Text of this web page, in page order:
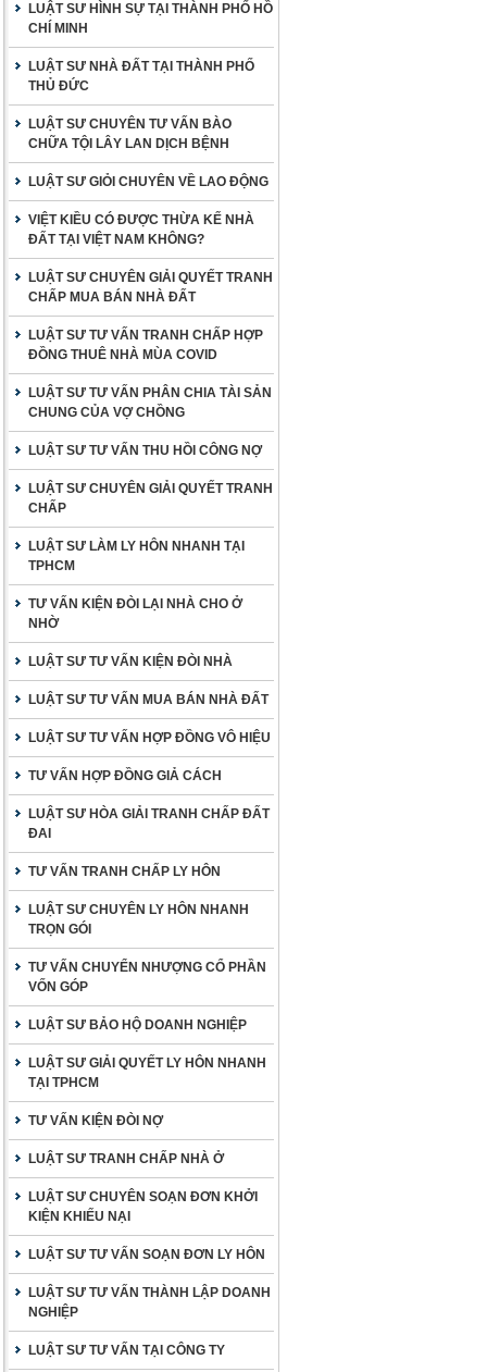
LUẬT SƯ HÌNH SỰ TẠI THÀNH PHỐ HỒ
CHÍ MINH
LUẬT SƯ NHÀ ĐẤT TẠI THÀNH PHỐ
THỦ ĐỨC
LUẬT SƯ CHUYÊN TƯ VẤN BÀO
CHỮA TỘI LÂY LAN DỊCH BỆNH
LUẬT SƯ GIỎI CHUYÊN VỀ LAO ĐỘNG
VIỆT KIỀU CÓ ĐƯỢC THỪA KẾ NHÀ
ĐẤT TẠI VIỆT NAM KHÔNG?
LUẬT SƯ CHUYÊN GIẢI QUYẾT TRANH
CHẤP MUA BÁN NHÀ ĐẤT
LUẬT SƯ TƯ VẤN TRANH CHẤP HỢP
ĐỒNG THUÊ NHÀ MÙA COVID
LUẬT SƯ TƯ VẤN PHÂN CHIA TÀI SẢN
CHUNG CỦA VỢ CHỒNG
LUẬT SƯ TƯ VẤN THU HỒI CÔNG NỢ
LUẬT SƯ CHUYÊN GIẢI QUYẾT TRANH
CHẤP
LUẬT SƯ LÀM LY HÔN NHANH TẠI
TPHCM
TƯ VẤN KIỆN ĐÒI LẠI NHÀ CHO Ở
NHỜ
LUẬT SƯ TƯ VẤN KIỆN ĐÒI NHÀ
LUẬT SƯ TƯ VẤN MUA BÁN NHÀ ĐẤT
LUẬT SƯ TƯ VẤN HỢP ĐỒNG VÔ HIỆU
TƯ VẤN HỢP ĐỒNG GIẢ CÁCH
LUẬT SƯ HÒA GIẢI TRANH CHẤP ĐẤT
ĐAI
TƯ VẤN TRANH CHẤP LY HÔN
LUẬT SƯ CHUYÊN LY HÔN NHANH
TRỌN GÓI
TƯ VẤN CHUYỂN NHƯỢNG CỔ PHẦN
VỐN GÓP
LUẬT SƯ BẢO HỘ DOANH NGHIỆP
LUẬT SƯ GIẢI QUYẾT LY HÔN NHANH
TẠI TPHCM
TƯ VẤN KIỆN ĐÒI NỢ
LUẬT SƯ TRANH CHẤP NHÀ Ở
LUẬT SƯ CHUYÊN SOẠN ĐƠN KHỞI
KIỆN KHIẾU NẠI
LUẬT SƯ TƯ VẤN SOẠN ĐƠN LY HÔN
LUẬT SƯ TƯ VẤN THÀNH LẬP DOANH
NGHIỆP
LUẬT SƯ TƯ VẤN TẠI CÔNG TY